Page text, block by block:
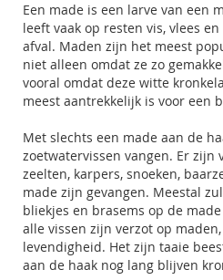
Een made is een larve van een
leeft vaak op resten vis, vlees
afval. Maden zijn het meest
niet alleen omdat ze zo
vooral omdat deze witte
meest aantrekkelijk is voor een
Met slechts een made aan de
zoetwatervissen vangen. Er zijn
zeelten, karpers, snoeken,
made zijn gevangen. Meestal
bliekjes en brasems op de
alle vissen zijn verzot op
levendigheid. Het zijn taaie
aan de haak nog lang blijven